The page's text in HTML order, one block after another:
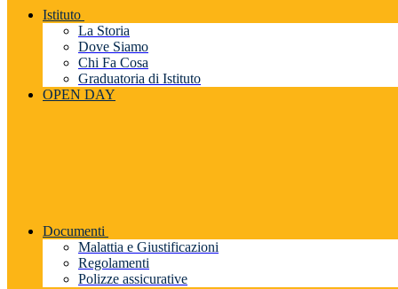
Istituto
La Storia
Dove Siamo
Chi Fa Cosa
Graduatoria di Istituto
OPEN DAY
Documenti
Malattia e Giustificazioni
Regolamenti
Polizze assicurative